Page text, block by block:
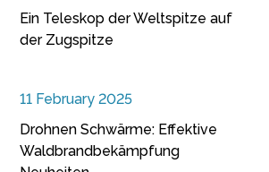
Ein Teleskop der Weltspitze auf
der Zugspitze
11 February 2025
Drohnen Schwärme: Effektive
Waldbrandbekämpfung